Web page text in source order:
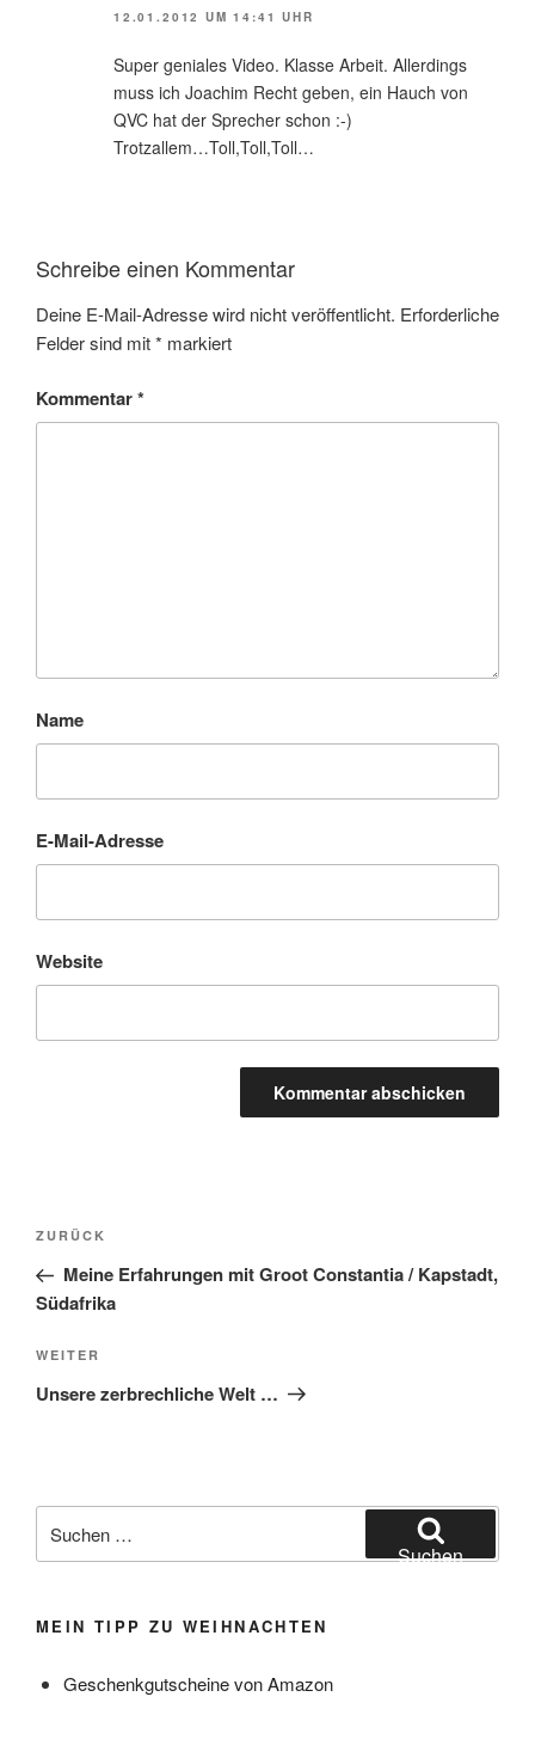
12.01.2012 UM 14:41 UHR
Super geniales Video. Klasse Arbeit. Allerdings
muss ich Joachim Recht geben, ein Hauch von
QVC hat der Sprecher schon :-)
Trotzallem…Toll,Toll,Toll…
Schreibe einen Kommentar
Deine E-Mail-Adresse wird nicht veröffentlicht. Erforderliche
Felder sind mit* markiert
Kommentar*
Name
E-Mail-Adresse
Website
Beitragsnavigation
Vorheriger
Beitrag
ZURÜCK
Meine Erfahrungen mit Groot Constantia / Kapstadt,
Südafrika
Nächster
Beitrag
WEITER
Unsere zerbrechliche Welt …
nach:
Suchen
MEIN TIPP ZU WEIHNACHTEN
Geschenkgutscheine von Amazon